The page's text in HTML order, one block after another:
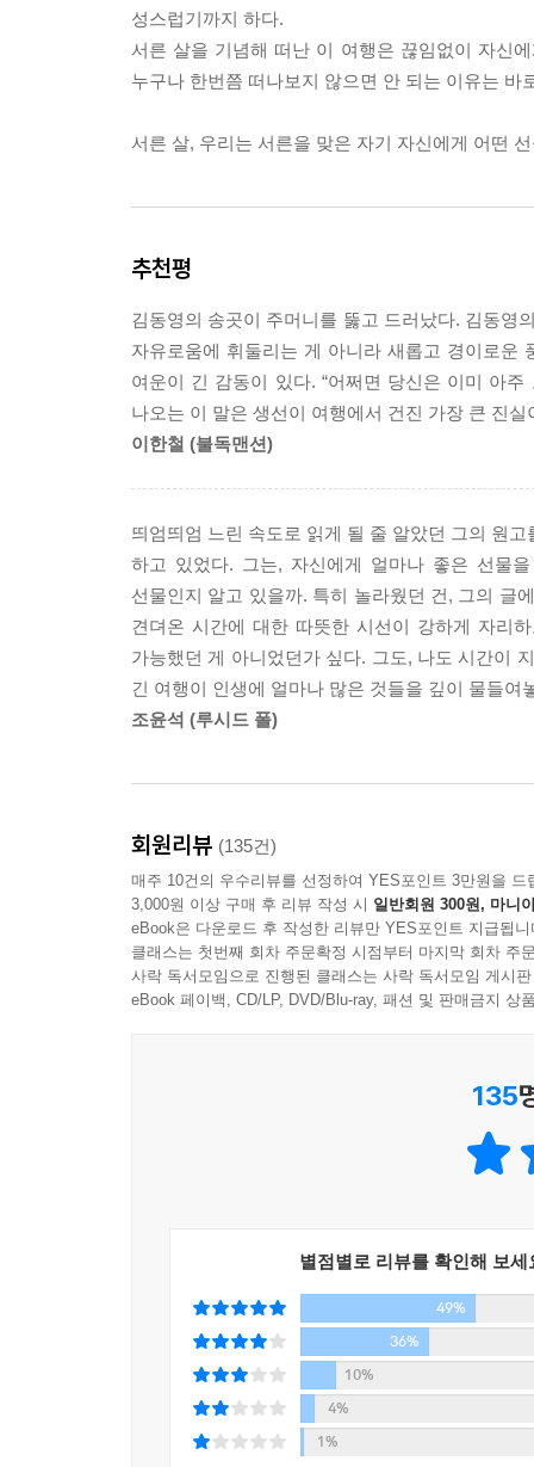
성스럽기까지 하다.
서른 살을 기념해 떠난 이 여행은 끊임없이 자신
누구나 한번쯤 떠나보지 않으면 안 되는 이유는 바
서른 살, 우리는 서른을 맞은 자기 자신에게 어떤
추천평
김동영의 송곳이 주머니를 뚫고 드러났다. 김동영
자유로움에 휘둘리는 게 아니라 새롭고 경이로운
여운이 긴 감동이 있다. “어쩌면 당신은 이미 아
나오는 이 말은 생선이 여행에서 건진 가장 큰 진
이한철 (불독맨션)
띄엄띄엄 느린 속도로 읽게 될 줄 알았던 그의 원
하고 있었다. 그는, 자신에게 얼마나 좋은 선물
선물인지 알고 있을까. 특히 놀라웠던 건, 그의 글
견뎌온 시간에 대한 따뜻한 시선이 강하게 자리
가능했던 게 아니었던가 싶다. 그도, 나도 시간이
긴 여행이 인생에 얼마나 많은 것들을 깊이 물들여
조윤석 (루시드 폴)
회원리뷰 (135건)
매주 10건의 우수리뷰를 선정하여 YES포인트 3만원을 드
3,000원 이상 구매 후 리뷰 작성 시 일반회원 300원, 마니
eBook은 다운로드 후 작성한 리뷰만 YES포인트 지급됩니
클래스는 첫번째 회차 주문확정 시점부터 마지막 회차 주
사락 독서모임으로 진행된 클래스는 사락 독서모임 게시
eBook 페이백, CD/LP, DVD/Blu-ray, 패션 및 판매금지 상
135
별점별로 리뷰를 확인해 보세
49%
36%
10%
4%
1%